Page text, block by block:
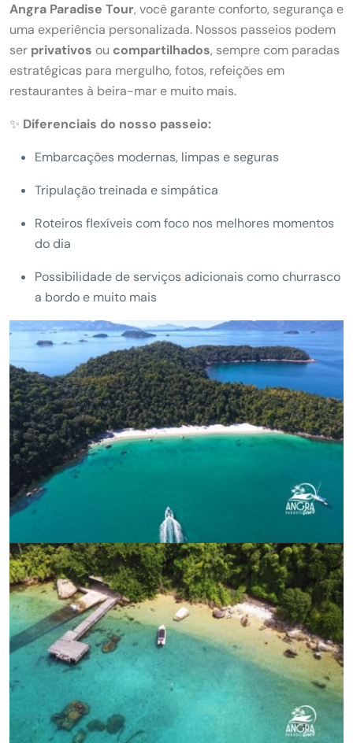
Angra Paradise Tour, você garante conforto, segurança e
uma experiência personalizada. Nossos passeios podem
ser privativos ou compartilhados, sempre com paradas
estratégicas para mergulho, fotos, refeições em
restaurantes à beira-mar e muito mais.
✨ Diferenciais do nosso passeio:
Embarcações modernas, limpas e seguras
Tripulação treinada e simpática
Roteiros flexíveis com foco nos melhores momentos
do dia
Possibilidade de serviços adicionais como churrasco
a bordo e muito mais